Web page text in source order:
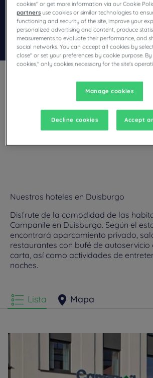
Encontrar un hotel
Añadir un código especial
¿Tiene previsto visitar Duisburgo y
Nuestros hoteles en Duisburgo
Disfrute de la comodidad de las
Campanile en Duisburgo. Según el
encontrará aparcamiento privado,
restaurantes con bufé de
carta, así como actividades de
noches.
Lista Mapa
cookies" or get more information via our Cookie
partners use cookies or similar technologies to
functioning and security of the site, improve your
personalized advertising and content, produce
measurements to evaluate their performance, and
social networks. You can accept all cookies by
close" or set your preferences by cookie purpose.
cookies," only cookies necessary for the site's
Manage cookies
Decline cookies Accept